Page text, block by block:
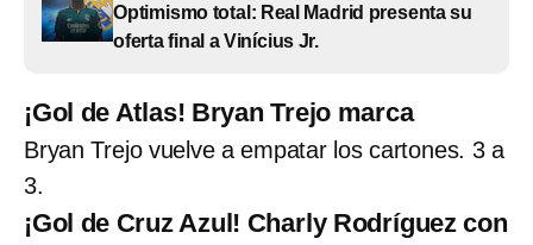
Optimismo total: Real Madrid presenta su
oferta final a Vinícius Jr.
¡Gol de Atlas! Bryan Trejo marca
Bryan Trejo vuelve a empatar los cartones. 3 a
3.
¡Gol de Cruz Azul! Charly Rodríguez con